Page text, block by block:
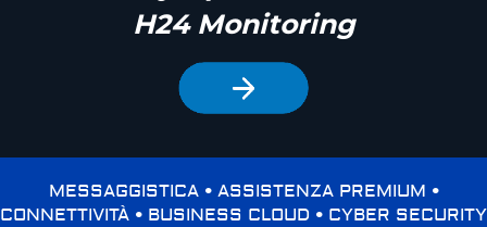
H24 Monitoring
MESSAGGISTICA • ASSISTENZA PREMIUM •
CONNETTIVITÀ • BUSINESS CLOUD • CYBER SECURITY